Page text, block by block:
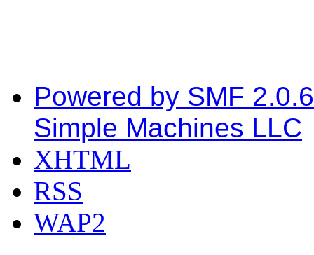
Powered by SMF 2.0.6
Simple Machines LLC
XHTML
RSS
WAP2